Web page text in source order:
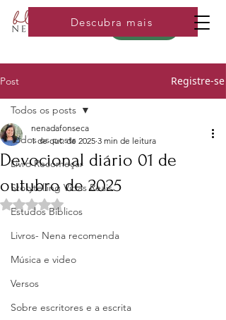
Loja
Descubra mais
Post Registre-se
Todos os posts
Livro Recomeçar
Storytelling Vidas Reais
Estudos Bíblicos
Livros- Nena recomenda
Música e video
Versos
Sobre escritores e a escrita
Todos os posts
Devocional diário 01 de
outubro de 2025
nenadafonseca
1 de out. de 2025 3 min de leitura
Avaliado com NaN de 5 estrelas.